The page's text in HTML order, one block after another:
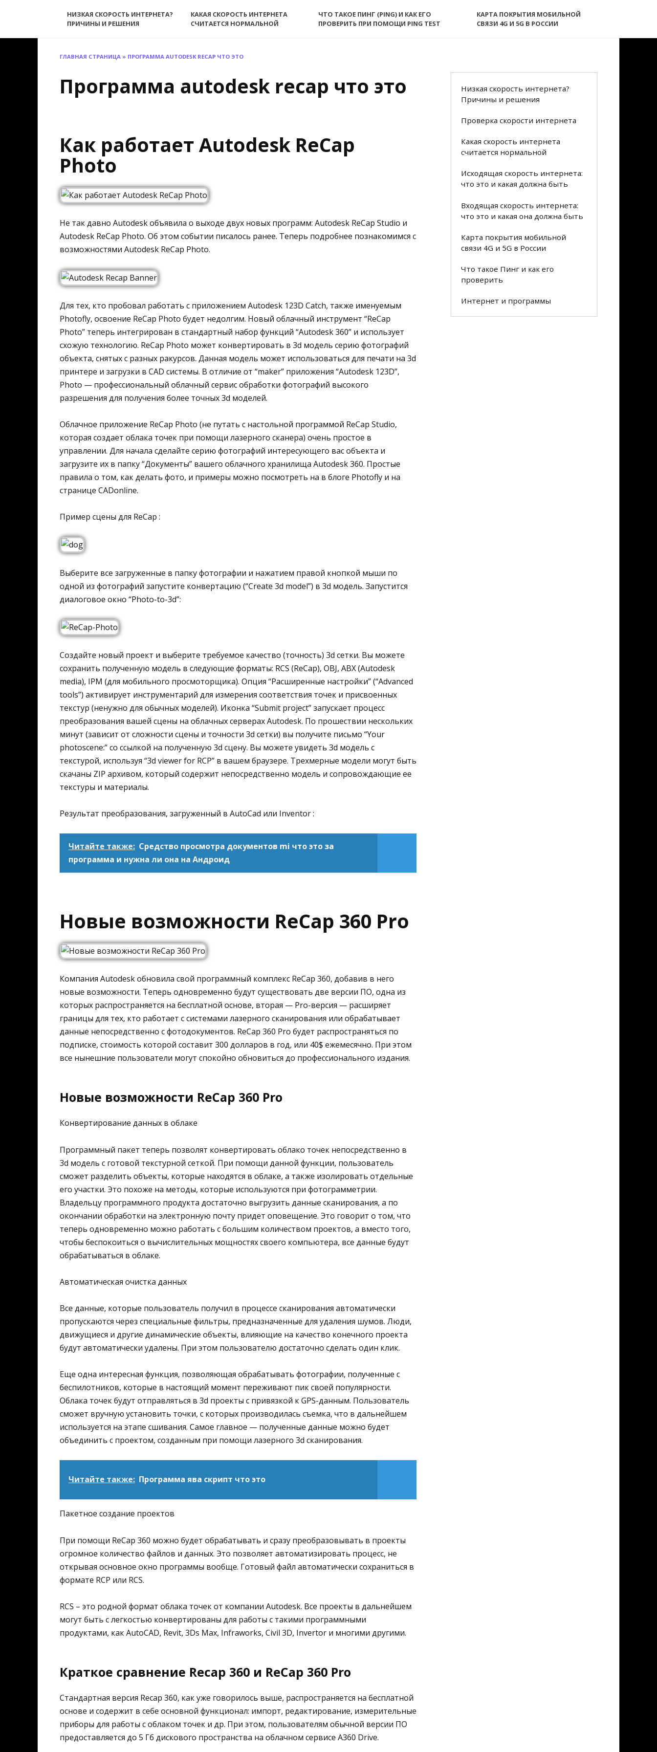
НИЗКАЯ СКОРОСТЬ ИНТЕРНЕТА?
ПРИЧИНЫ И РЕШЕНИЯ
КАКАЯ СКОРОСТЬ ИНТЕРНЕТА
СЧИТАЕТСЯ НОРМАЛЬНОЙ
ЧТО ТАКОЕ ПИНГ (PING) И КАК ЕГО
ПРОВЕРИТЬ ПРИ ПОМОЩИ PING TEST
КАРТА ПОКРЫТИЯ МОБИЛЬНОЙ
СВЯЗИ 4G И 5G В РОССИИ
ГЛАВНАЯ СТРАНИЦА » ПРОГРАММА AUTODESK RECAP ЧТО ЭТО
Программа autodesk recap что это
Как работает Autodesk ReCap
Photo
Не так давно Autodesk объявила о выходе двух новых программ: Autodesk ReCap Studio и
Autodesk ReCap Photo. Об этом событии писалось ранее. Теперь подробнее познакомимся с
возможностями Autodesk ReCap Photo.
Для тех, кто пробовал работать с приложением Autodesk 123D Catch, также именуемым
Photofly, освоение ReCap Photo будет недолгим. Новый облачный инструмент “ReCap
Photo” теперь интегрирован в стандартный набор функций “Autodesk 360” и использует
схожую технологию. ReCap Photo может конвертировать в 3d модель серию фотографий
объекта, снятых с разных ракурсов. Данная модель может использоваться для печати на 3d
принтере и загрузки в CAD системы. В отличие от “maker” приложения “Autodesk 123D”,
Photo — профессиональный облачный сервис обработки фотографий высокого
разрешения для получения более точных 3d моделей.
Облачное приложение ReCap Photo (не путать с настольной программой ReCap Studio,
которая создает облака точек при помощи лазерного сканера) очень простое в
управлении. Для начала сделайте серию фотографий интересующего вас объекта и
загрузите их в папку “Документы” вашего облачного хранилища Autodesk 360. Простые
правила о том, как делать фото, и примеры можно посмотреть на в блоге Photofly и на
странице CADonline.
Пример сцены для ReCap :
Выберите все загруженные в папку фотографии и нажатием правой кнопкой мыши по
одной из фотографий запустите конвертацию (“Create 3d model”) в 3d модель. Запустится
диалоговое окно “Photo-to-3d”:
Создайте новый проект и выберите требуемое качество (точность) 3d сетки. Вы можете
сохранить полученную модель в следующие форматы: RCS (ReCap), OBJ, ABX (Autodesk
media), IPM (для мобильного просмоторщика). Опция “Расширенные настройки” (“Advanced
tools”) активирует инструментарий для измерения соответствия точек и присвоенных
текстур (ненужно для обычных моделей). Иконка “Submit project” запускает процесс
преобразования вашей сцены на облачных серверах Autodesk. По прошествии нескольких
минут (зависит от сложности сцены и точности 3d сетки) вы получите письмо “Your
photoscene:” со ссылкой на полученную 3d сцену. Вы можете увидеть 3d модель с
текстурой, используя “3d viewer for RCP” в вашем браузере. Трехмерные модели могут быть
скачаны ZIP архивом, который содержит непосредственно модель и сопровождающие ее
текстуры и материалы.
Результат преобразования, загруженный в AutoCad или Inventor :
Читайте также: Средство просмотра документов mi что это за
программа и нужна ли она на Андроид
Новые возможности ReCap 360 Pro
Компания Autodesk обновила свой программный комплекс ReCap 360, добавив в него
новые возможности. Теперь одновременно будут существовать две версии ПО, одна из
которых распространяется на бесплатной основе, вторая — Pro-версия — расширяет
границы для тех, кто работает с системами лазерного сканирования или обрабатывает
данные непосредственно с фотодокументов. ReCap 360 Pro будет распространяться по
подписке, стоимость которой составит 300 долларов в год, или 40$ ежемесячно. При этом
все нынешние пользователи могут спокойно обновиться до профессионального издания.
Новые возможности ReCap 360 Pro
Конвертирование данных в облаке
Программный пакет теперь позволят конвертировать облако точек непосредственно в
3d модель с готовой текстурной сеткой. При помощи данной функции, пользователь
сможет разделить объекты, которые находятся в облаке, а также изолировать отдельные
его участки. Это похоже на методы, которые используются при фотограмметрии.
Владельцу программного продукта достаточно выгрузить данные сканирования, а по
окончании обработки на электронную почту придет оповещение. Это говорит о том, что
теперь одновременно можно работать с большим количеством проектов, а вместо того,
чтобы беспокоиться о вычислительных мощностях своего компьютера, все данные будут
обрабатываться в облаке.
Автоматическая очистка данных
Все данные, которые пользователь получил в процессе сканирования автоматически
пропускаются через специальные фильтры, предназначенные для удаления шумов. Люди,
движущиеся и другие динамические объекты, влияющие на качество конечного проекта
будут автоматически удалены. При этом пользователю достаточно сделать один клик.
Еще одна интересная функция, позволяющая обрабатывать фотографии, полученные с
беспилотников, которые в настоящий момент переживают пик своей популярности.
Облака точек будут отправляться в 3d проекты с привязкой к GPS-данным. Пользователь
сможет вручную установить точки, с которых производилась съемка, что в дальнейшем
используется на этапе сшивания. Самое главное — полученные данные можно будет
объединить с проектом, созданным при помощи лазерного 3d сканирования.
Читайте также: Программа ява скрипт что это
Пакетное создание проектов
При помощи ReCap 360 можно будет обрабатывать и сразу преобразовывать в проекты
огромное количество файлов и данных. Это позволяет автоматизировать процесс, не
открывая основное окно программы вообще. Готовый файл автоматически сохраниться в
формате RCP или RCS.
RCS – это родной формат облака точек от компании Autodesk. Все проекты в дальнейшем
могут быть с легкостью конвертированы для работы с такими программными
продуктами, как AutoCAD, Revit, 3Ds Max, Infraworks, Civil 3D, Invertor и многими другими.
Краткое сравнение Recap 360 и ReCap 360 Pro
Стандартная версия Recap 360, как уже говорилось выше, распространяется на бесплатной
основе и содержит в себе основной функционал: импорт, редактирование, измерительные
приборы для работы с облаком точек и др. При этом, пользователям обычной версии ПО
предоставляется до 5 Гб дискового пространства на облачном сервисе A360 Drive.
Низкая скорость интернета?
Причины и решения
Проверка скорости интернета
Какая скорость интернета
считается нормальной
Исходящая скорость интернета:
что это и какая должна быть
Входящая скорость интернета:
что это и какая она должна быть
Карта покрытия мобильной
связи 4G и 5G в России
Что такое Пинг и как его
проверить
Интернет и программы